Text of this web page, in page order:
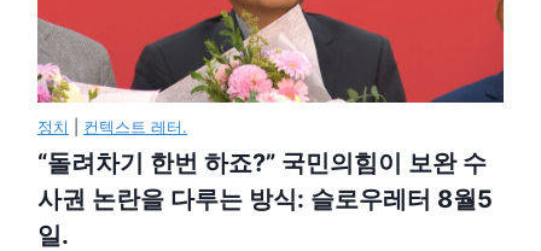
정치 컨텍스트 레터.
“돌려차기 한번 하죠?” 국민의힘이 보완 수
사권 논란을 다루는 방식: 슬로우레터 8월5
일.